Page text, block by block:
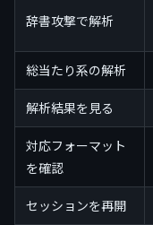
辞書攻撃で解析
総当たり系の解析
解析結果を見る
対応フォーマット
を確認
セッションを再開